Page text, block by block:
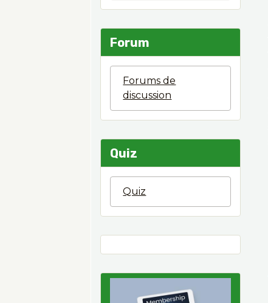
Forum
Forums de
discussion
Quiz
Quiz